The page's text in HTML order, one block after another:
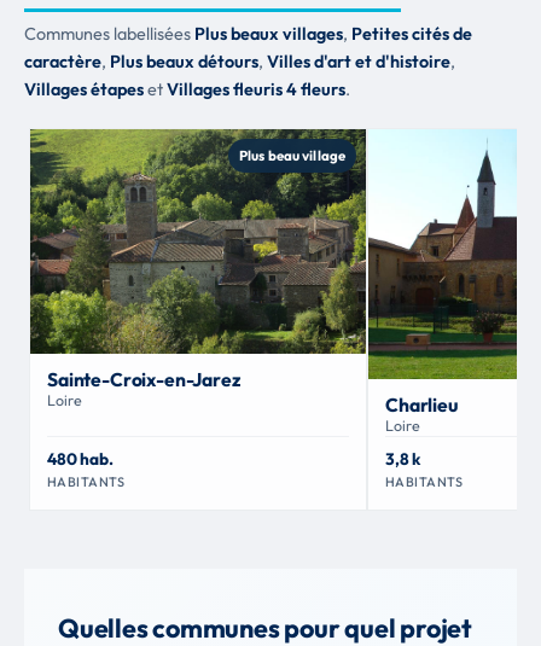
Communes labellisées Plus beaux villages, Petites cités de
caractère, Plus beaux détours, Villes d'art et d'histoire,
Villages étapesetVillages fleuris 4 fleurs.
Plus beau village
Sainte-Croix-en-Jarez
Loire
480 hab.
HABITANTS
Charlieu
Loire
3,8 k
HABITANTS
Quelles communes pour quel projet